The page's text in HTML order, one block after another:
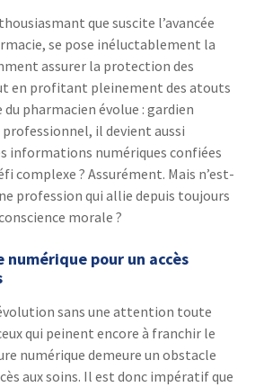
que suscite l’avancée
se pose inéluctablement la
assurer la protection des
en profitant pleinement des atouts
du pharmacien évolue : gardien
il devient aussi
informations numériques confiées
complexe ? Assurément. Mais n’est-
profession qui allie depuis toujours
morale ?
pour un accès
sans une attention toute
qui peinent encore à franchir le
numérique demeure un obstacle
aux soins. Il est donc impératif que